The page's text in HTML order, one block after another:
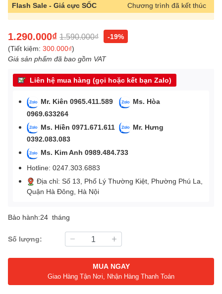
Flash Sale - Giá cực SỐC Chương trình đã kết thúc
1.290.000₫ 1.590.000₫
-19%
(Tiết kiệm: 300.000₫)
Giá sản phẩm đã bao gồm VAT
Liên hệ mua hàng (gọi hoặc kết bạn Zalo)
Mr. Kiên 0965.411.589
Ms. Hòa
0969.633264
Ms. Hiền 0971.671.611
Mr. Hưng
0392.083.083
Ms. Kim Anh 0989.484.733
Hotline: 0247.303.6883
Địa chỉ: Số 13, Phố Lý Thường Kiệt, Phường Phú La,
Quận Hà Đông, Hà Nội
Bảo hành:24 tháng
Số lượng:
MUA NGAY
Giao Hàng Tận Nơi, Nhận Hàng Thanh Toán